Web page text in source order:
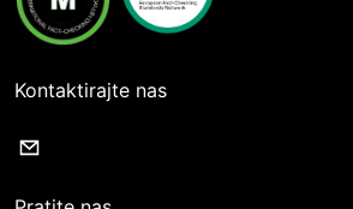
Kontaktirajte nas